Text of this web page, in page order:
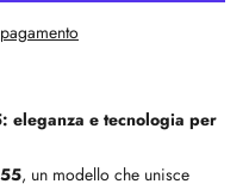
eleganza e tecnologia per
, un modello che unisce